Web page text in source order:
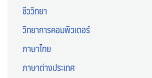
ชีววิทยา
วิทยาการคอมพิวเตอร์
ภาษาไทย
ภาษาต่างประเทศ